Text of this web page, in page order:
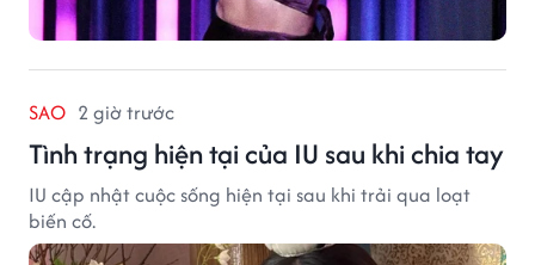
SAO 2 giờ trước
Tình trạng hiện tại của IU sau khi chia tay
IU cập nhật cuộc sống hiện tại sau khi trải qua loạt
biến cố.